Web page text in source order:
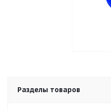
Разделы товаров